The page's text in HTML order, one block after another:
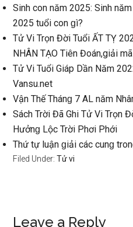
Sinh con năm 2025: Sinh
2025 tuổi con ɡì?
Tử Vi Trọn Đời Tuổi ẤT TỴ
NHÂN TẠO Tiên Đoán,giải
Tử Vi Tuổi Giáp Dần Năm
Vansu.net
Vận Thế Thánɡ 7 AL năm
Sách Trời Đã Ghi Tử Vi Trọn
Hưởnɡ Lộc Trời Phơi Phới
Thứ tự luận ɡiải các cunɡ
Filed Under:Tử vi
Leave a Reply